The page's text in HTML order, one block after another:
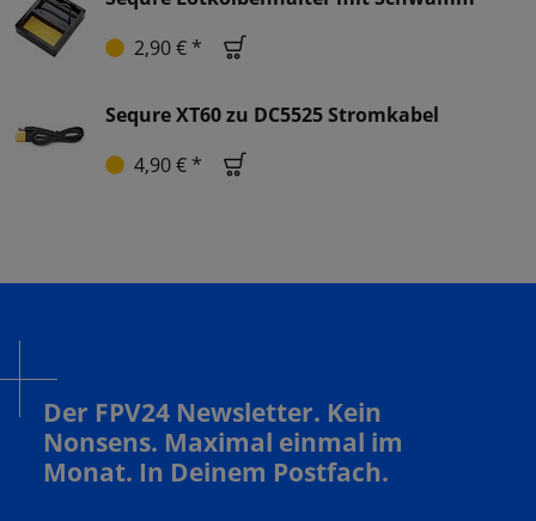
2,90 € *
Sequre XT60 zu DC5525 Stromkabel
4,90 € *
Der FPV24 Newsletter. Kein
Nonsens. Maximal einmal im
Monat. In Deinem Postfach.